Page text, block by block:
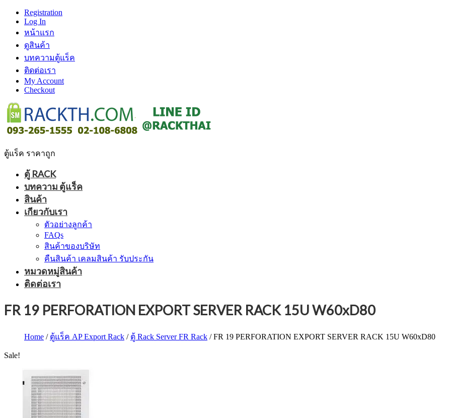
Registration
Log In
หน้าแรก
ดูสินค้า
บทความตู้แร็ค
ติดต่อเรา
My Account
Checkout
ตู้แร็ค ราคาถูก
ตู้ RACK
บทความ ตู้แร็ค
สินค้า
เกียวกับเรา
ตัวอย่างลูกค้า
FAQs
สินค้าของบริษัท
คืนสินค้า เคลมสินค้า รับประกัน
หมวดหมู่สินค้า
ติดต่อเรา
FR 19 PERFORATION EXPORT SERVER RACK 15U W60xD80
Home / ตู้แร็ค AP Export Rack / ตู้ Rack Server FR Rack / FR 19 PERFORATION EXPORT SERVER RACK 15U W60xD80
Sale!